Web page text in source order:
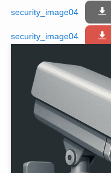
security_image04
security_image04